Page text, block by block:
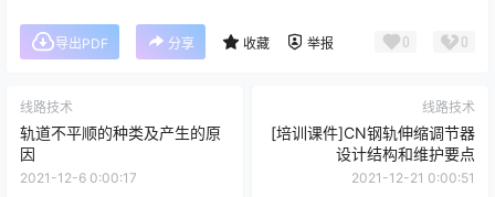
导出PDF 分享 收藏 举报 0 0
线路技术
轨道不平顺的种类及产生的原
因
2021-12-6 0:00:17
线路技术
[培训课件]CN钢轨伸缩调节器
设计结构和维护要点
2021-12-21 0:00:51